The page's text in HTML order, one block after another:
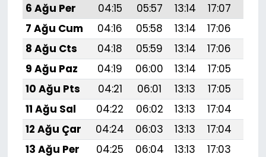
6 Ağu Per
04:15 05:57 13:14 17:07
7 Ağu Cum
04:16 05:58 13:14 17:06
8 Ağu Cts
04:18 05:59 13:14 17:06
9 Ağu Paz
04:19 06:00 13:14 17:05
10 Ağu Pts
04:21 06:01 13:13 17:05
11 Ağu Sal
04:22 06:02 13:13 17:04
12 Ağu Çar
04:24 06:03 13:13 17:04
13 Ağu Per
04:25 06:04 13:13 17:03